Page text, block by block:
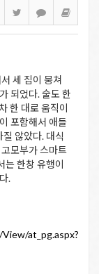
세 집이 뭉쳐
되었다. 술도 한
한 대로 움직이
포함해서 애들
않았다. 대식
모부가 스마트
는 한창 유행이
.
at_pg.aspx?